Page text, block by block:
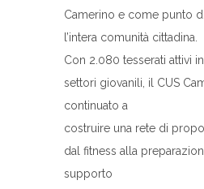
Camerino e come punto
l’intera comunità cittadina.
Con 2.080 tesserati attivi
settori giovanili, il CUS
continuato a
costruire una rete di
dal fitness alla
supporto